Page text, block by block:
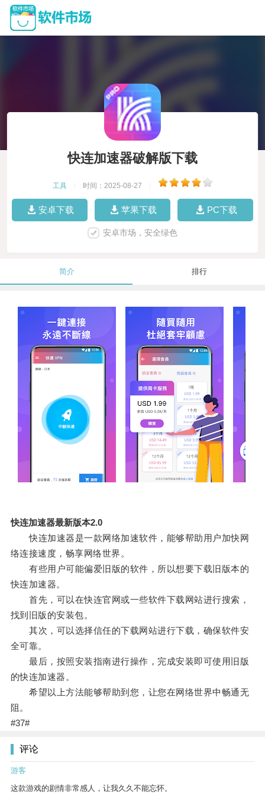
快连加速器破解版下载
工具 时间：2025-08-27
安卓下载 苹果下载 PC下载
安卓市场，安全绿色
简介 排行
快连加速器最新版本2.0
快连加速器是一款网络加速软件，能够帮助用户加快网
络连接速度，畅享网络世界。
有些用户可能偏爱旧版的软件，所以想要下载旧版本的
快连加速器。
首先，可以在快连官网或一些软件下载网站进行搜索，
找到旧版的安装包。
其次，可以选择信任的下载网站进行下载，确保软件安
全可靠。
最后，按照安装指南进行操作，完成安装即可使用旧版
的快连加速器。
希望以上方法能够帮助到您，让您在网络世界中畅通无
阻。
#37#
评论
游客
这款游戏的剧情非常感人，让我久久不能忘怀。